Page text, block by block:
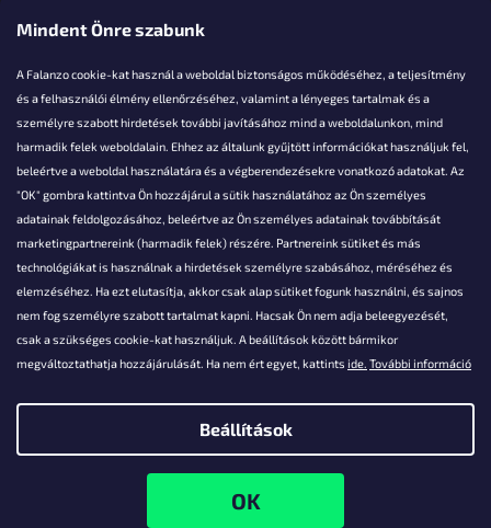
Mindent Önre szabunk
A Falanzo cookie-kat használ a weboldal biztonságos működéséhez, a teljesítmény
és a felhasználói élmény ellenőrzéséhez, valamint a lényeges tartalmak és a
személyre szabott hirdetések további javításához mind a weboldalunkon, mind
harmadik felek weboldalain. Ehhez az általunk gyűjtött információkat használjuk fel,
beleértve a weboldal használatára és a végberendezésekre vonatkozó adatokat. Az
"OK" gombra kattintva Ön hozzájárul a sütik használatához az Ön személyes
adatainak feldolgozásához, beleértve az Ön személyes adatainak továbbítását
marketingpartnereink (harmadik felek) részére. Partnereink sütiket és más
technológiákat is használnak a hirdetések személyre szabásához, méréséhez és
elemzéséhez. Ha ezt elutasítja, akkor csak alap sütiket fogunk használni, és sajnos
nem fog személyre szabott tartalmat kapni. Hacsak Ön nem adja beleegyezését,
csak a szükséges cookie-kat használjuk. A beállítások között bármikor
megváltoztathatja hozzájárulását. Ha nem ért egyet, kattints ide. További információ
Beállítások
Akarsz kérdezni valamit?
info@falanzo.hu
Falanzo.hu. Minden jog fenntartva.